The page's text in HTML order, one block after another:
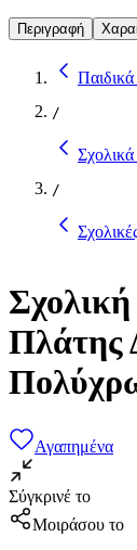
Περιγραφή
/
/
Πλάτης
Αγαπημένα
Σύγκρινέ το
Μοιράσου το